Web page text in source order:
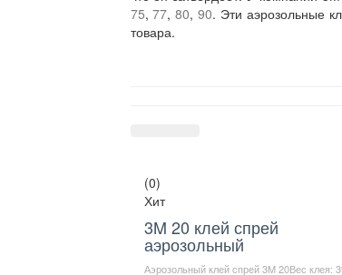
75,77,80,90. Эти аэрозольные
товара.
(0)
Хит
3M 20 клей спрей
аэрозольный
Аэрозольный клей спрей 3M 20Вес клея: